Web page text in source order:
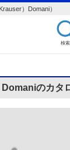
）Domani）
検索
のカタ